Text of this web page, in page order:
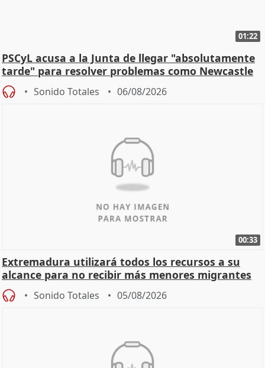
01:22
PSCyL acusa a la Junta de llegar "absolutamente
tarde" para resolver problemas como Newcastle
Sonido Totales 06/08/2026
00:33
Extremadura utilizará todos los recursos a su
alcance para no recibir más menores migrantes
Sonido Totales 05/08/2026